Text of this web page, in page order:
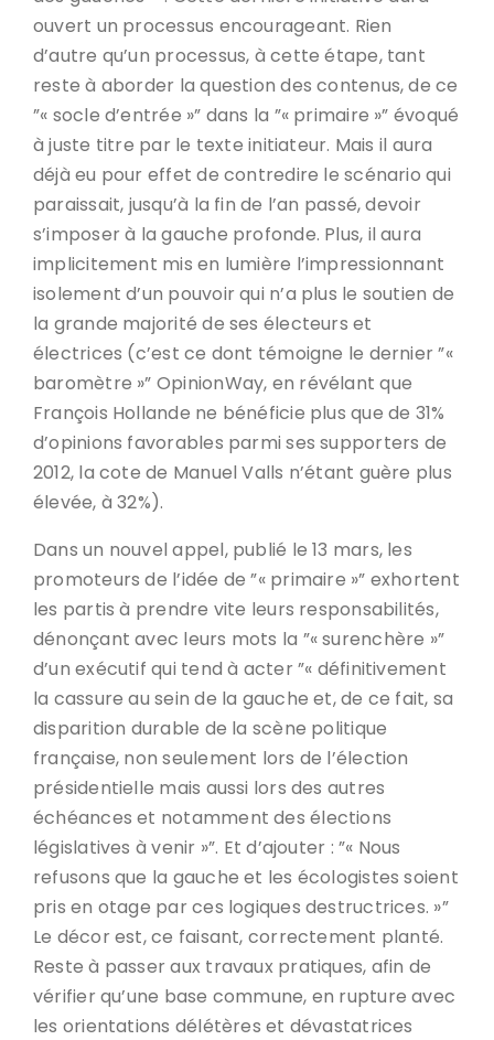
ouvert un processus encourageant. Rien
d’autre qu’un processus, à cette étape, tant
reste à aborder la question des contenus, de ce
”« socle d’entrée »” dans la ”« primaire »” évoqué
à juste titre par le texte initiateur. Mais il aura
déjà eu pour effet de contredire le scénario qui
paraissait, jusqu’à la fin de l’an passé, devoir
s’imposer à la gauche profonde. Plus, il aura
implicitement mis en lumière l’impressionnant
isolement d’un pouvoir qui n’a plus le soutien de
la grande majorité de ses électeurs et
électrices (c’est ce dont témoigne le dernier ”«
baromètre »” OpinionWay, en révélant que
François Hollande ne bénéficie plus que de 31%
d’opinions favorables parmi ses supporters de
2012, la cote de Manuel Valls n’étant guère plus
élevée, à 32%).
Dans un nouvel appel, publié le 13 mars, les
promoteurs de l’idée de ”« primaire »” exhortent
les partis à prendre vite leurs responsabilités,
dénonçant avec leurs mots la ”« surenchère »”
d’un exécutif qui tend à acter ”« définitivement
la cassure au sein de la gauche et, de ce fait, sa
disparition durable de la scène politique
française, non seulement lors de l’élection
présidentielle mais aussi lors des autres
échéances et notamment des élections
législatives à venir »”. Et d’ajouter : ”« Nous
refusons que la gauche et les écologistes soient
pris en otage par ces logiques destructrices. »”
Le décor est, ce faisant, correctement planté.
Reste à passer aux travaux pratiques, afin de
vérifier qu’une base commune, en rupture avec
les orientations délétères et dévastatrices